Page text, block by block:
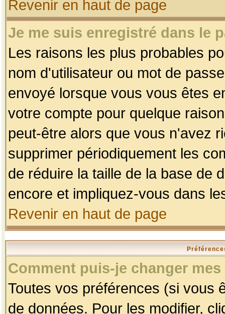
Revenir en haut de page
Je me suis enregistré dans le
Les raisons les plus probables
nom d'utilisateur ou mot de
envoyé lorsque vous vous êtes
votre compte pour quelque
peut-être alors que vous n'avez
supprimer périodiquement les
de réduire la taille de la base de
encore et impliquez-vous dans
Revenir en haut de page
Comment puis-je changer
Toutes vos préférences (si vous
de données. Pour les modifier,